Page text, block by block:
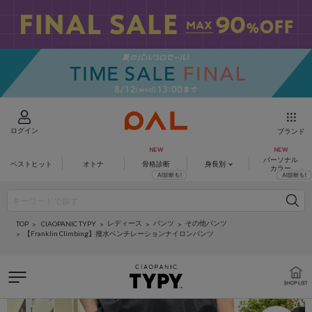
ログイン ブランド
ベストヒット オトナ 骨格診断 身長別
パーソナル
カラー
TOP CIAOPANIC TYPY レディース パンツ
その他パンツ
【Franklin Climbing】撥水ベンチレーションナイロンパンツ